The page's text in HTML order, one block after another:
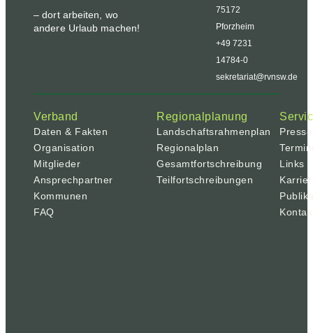
– dort arbeiten, wo
andere Urlaub machen!
75172
Pforzheim
+49 7231
14784-0
sekretariat@rvnsw.de
Verband
Daten & Fakten
Organisation
Mitglieder
Ansprechpartner
Kommunen
FAQ
Regionalplanung
Landschaftsrahmenplan
Regionalplan
Gesamtfortschreibung
Teilfortschreibungen
Presse
Links